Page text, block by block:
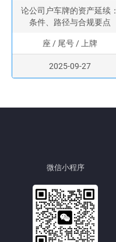
论公司户车牌的资产延续：
条件、路径与合规要点
座 / 尾号 / 上牌
2025-09-27
微信小程序